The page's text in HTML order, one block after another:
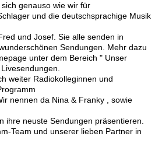
genauso wie wir für
und die deutschsprachige Musik
und Josef. Sie alle senden in
Sendungen. Mehr dazu
unter dem Bereich " Unser
weiter Radiokolleginnen und
nennen da Nina & Franky , sowie
ihre neuste Sendungen präsentieren.
Team und unserer lieben Partner in